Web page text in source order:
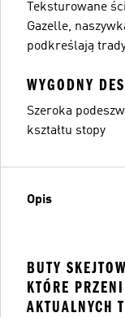
Teksturowane
Gazelle,
podkreślają
WYGODNY
Szeroka
kształtu stopy
Opis
BUTY
KTÓRE
AKTUALNYCH